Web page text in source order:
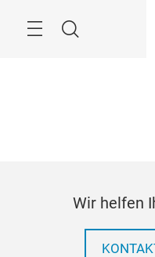
Suche
Wir helfen